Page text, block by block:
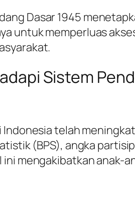
Dasar 1945
untuk memperluas
Sistem
telah
(BPS), angka
ini mengakibatkan